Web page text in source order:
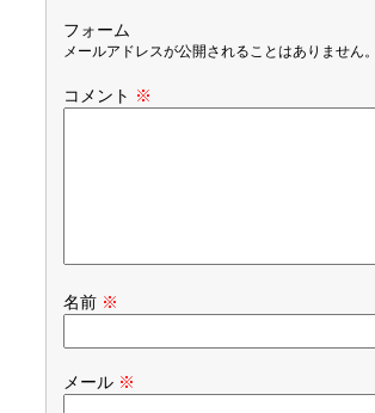
フォーム
メールアドレスが公開されることはありません
コメント ※
名前 ※
メール ※